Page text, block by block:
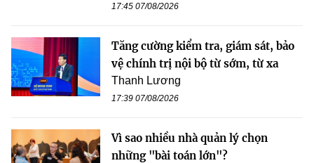
17:45 07/08/2026
Tăng cường kiểm tra, giám sát, bảo
vệ chính trị nội bộ từ sớm, từ xa
Thanh Lương
17:39 07/08/2026
Vì sao nhiều nhà quản lý chọn
những "bài toán lớn"?